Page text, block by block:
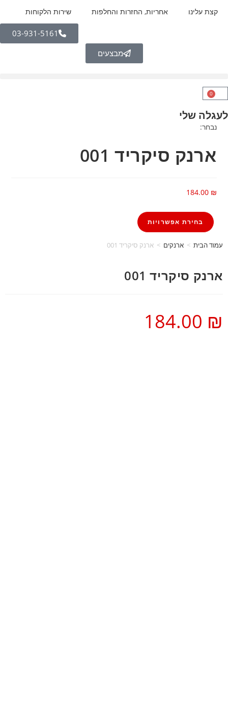
קצת עלינו אחריות, החזרות והחלפות שירות הלקוחות
03-931-5161
מבצעים
0
לעגלה שלי
נבחר:
ארנק סיקריד 001
184.00 ₪
בחירת אפשרויות
עמוד הבית > ארנקים > ארנק סיקריד 001
ארנק סיקריד 001
184.00 ₪